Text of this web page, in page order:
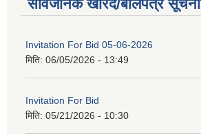
सार्वजनिक खरिद/बोलपत्र सूचना
Invitation For Bid 05-06-2026
मिति: 06/05/2026 - 13:49
Invitation For Bid
मिति: 05/21/2026 - 10:30